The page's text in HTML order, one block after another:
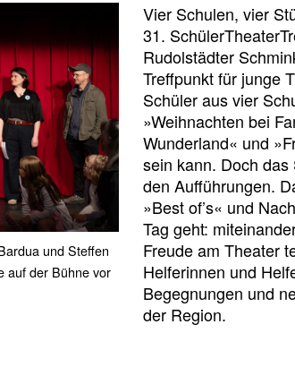
und Steffen
auf der Bühne vor
Vier Schulen, vier
31.
Rudolstädter
Treffpunkt für junge
Schüler aus vier
»Weihnachten bei
Wunderland« und
sein kann. Doch
den Aufführungen.
»Best of’s« und
Tag geht:
Freude am Theater
Helferinnen und
Begegnungen und
der Region.